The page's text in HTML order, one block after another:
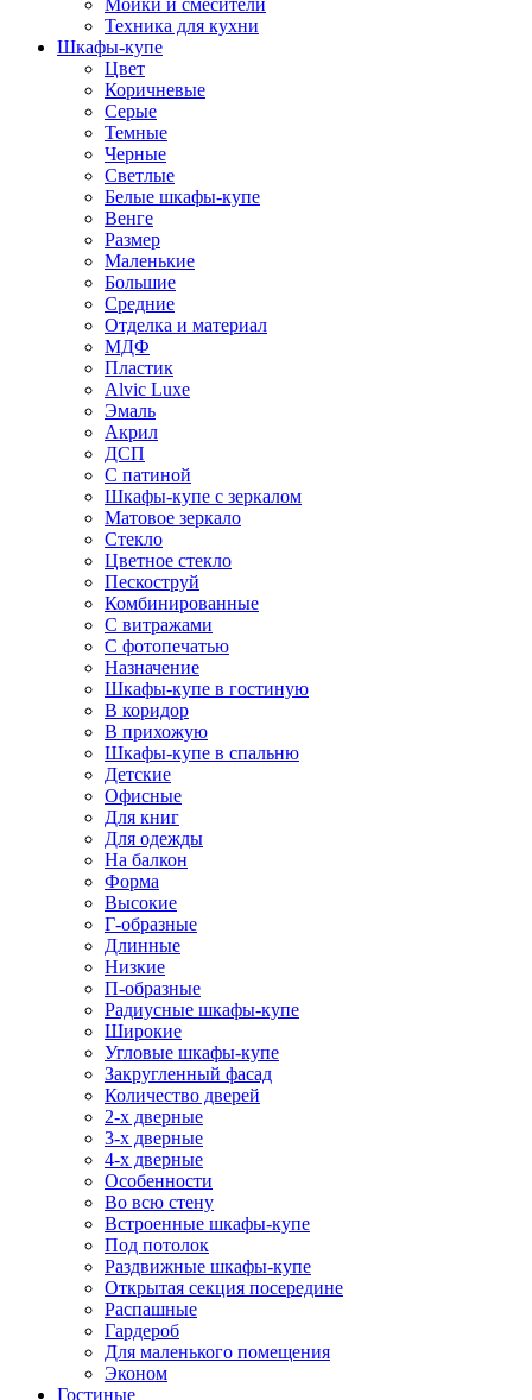
Мойки и смесители
Техника для кухни
Шкафы-купе
Цвет
Коричневые
Серые
Темные
Черные
Светлые
Белые шкафы-купе
Венге
Размер
Маленькие
Большие
Средние
Отделка и материал
МДФ
Пластик
Alvic Luxe
Эмаль
Акрил
ДСП
С патиной
Шкафы-купе с зеркалом
Матовое зеркало
Стекло
Цветное стекло
Пескоструй
Комбинированные
С витражами
С фотопечатью
Назначение
Шкафы-купе в гостиную
В коридор
В прихожую
Шкафы-купе в спальню
Детские
Офисные
Для книг
Для одежды
На балкон
Форма
Высокие
Г-образные
Длинные
Низкие
П-образные
Радиусные шкафы-купе
Широкие
Угловые шкафы-купе
Закругленный фасад
Количество дверей
2-х дверные
3-х дверные
4-х дверные
Особенности
Во всю стену
Встроенные шкафы-купе
Под потолок
Раздвижные шкафы-купе
Открытая секция посередине
Распашные
Гардероб
Для маленького помещения
Эконом
Гостиные